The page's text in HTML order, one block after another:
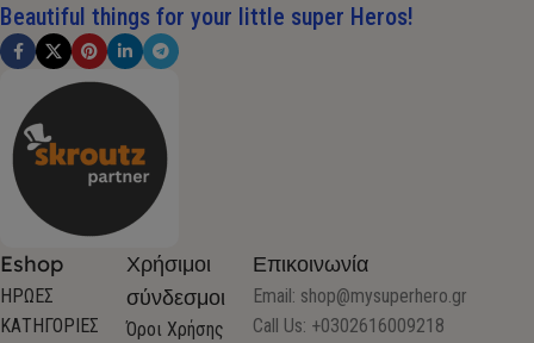
Beautiful things for your little super Heros!
Eshop
ΗΡΩΕΣ
ΚΑΤΗΓΟΡΙΕΣ
Χρήσιμοι
σύνδεσμοι
Όροι Χρήσης
Επικοινωνία
Email: shop@mysuperhero.gr
Call Us: +0302616009218